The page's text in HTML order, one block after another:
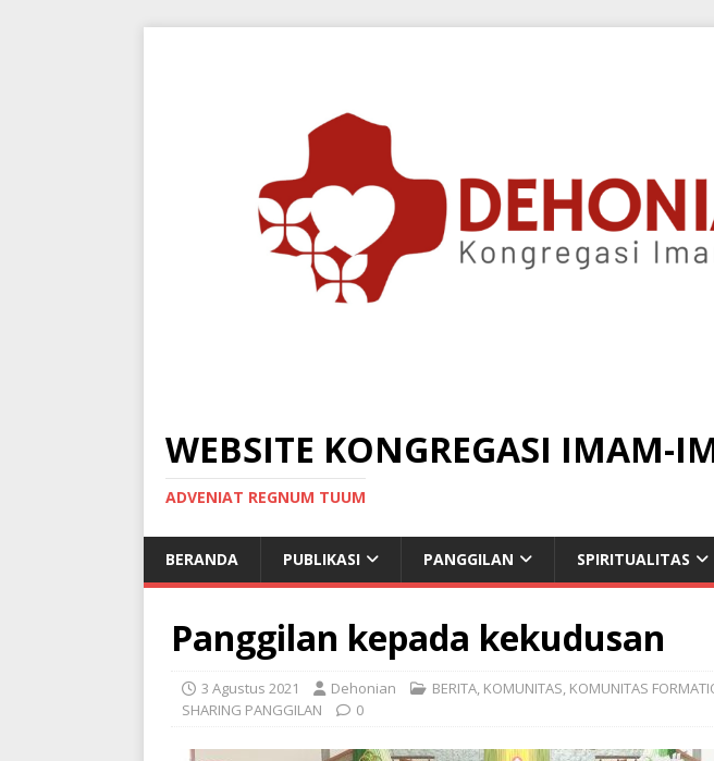
WEBSITE KONGREGASI IMAM-
ADVENIAT REGNUM TUUM
BERANDA PUBLIKASI PANGGILAN SPIRITUALITAS
Panggilan kepada kekudusan
3 Agustus 2021 Dehonian BERITA, KOMUNITAS, KOMUNITAS
SHARING PANGGILAN
0